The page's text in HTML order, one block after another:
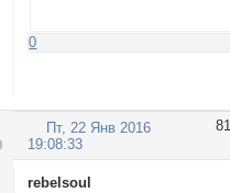
0
81
Пт, 22 Янв 2016
19:08:33
rebelsoul